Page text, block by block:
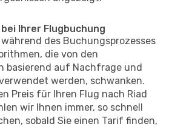
Ihrer Flugbuchung
des Buchungsprozesses
die von den
basierend auf Nachfrage und
werden, schwanken.
Preis für Ihren Flug nach Riad
wir Ihnen immer, so schnell
sobald Sie einen Tarif finden,